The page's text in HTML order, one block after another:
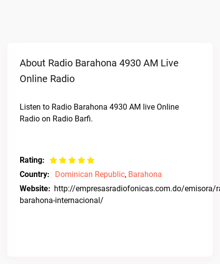
About Radio Barahona 4930 AM Live
Online Radio
Listen to Radio Barahona 4930 AM live Online
Radio on Radio Barfi.
Rating:
Country:
Dominican Republic, Barahona
Website: http://empresasradiofonicas.com.do/emisora/
barahona-internacional/